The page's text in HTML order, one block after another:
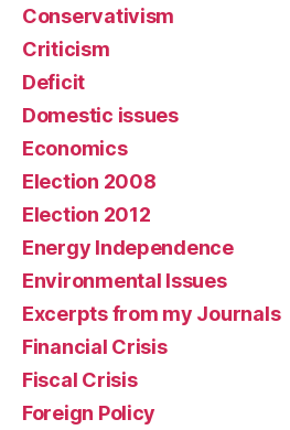
Conservativism
Criticism
Deficit
Domestic issues
Economics
Election 2008
Election 2012
Energy Independence
Environmental Issues
Excerpts from my Journals
Financial Crisis
Fiscal Crisis
Foreign Policy